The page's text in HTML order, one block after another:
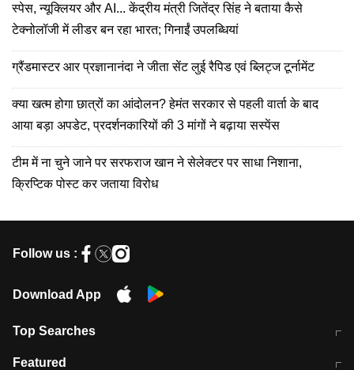
स्पेस, न्यूक्लियर और AI... केंद्रीय मंत्री जितेंद्र सिंह ने बताया कैसे
टेक्नोलॉजी में लीडर बन रहा भारत; गिनाईं उपलब्धियां
ग्रैंडमास्टर आर प्रज्ञानानंदा ने जीता सेंट लुई रैपिड एवं ब्लिट्ज टूर्नामेंट
क्या खत्म होगा छात्रों का आंदोलन? हेमंत सरकार से पहली वार्ता के बाद
आया बड़ा अपडेट, प्रदर्शनकारियों की 3 मांगों ने बढ़ाया सस्पेंस
टीम में ना चुने जाने पर सरफराज खान ने सेलेक्टर पर साधा निशाना,
क्रिप्टिक पोस्ट कर जताया विरोध
Follow us :
Download App
Top Searches
मुंबई में लगे 'जेन जी' के पोस्टर, लिखा- 'मैं
Featured